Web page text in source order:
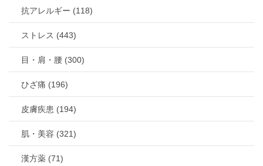
抗アレルギー (118)
ストレス (443)
目・肩・腰 (300)
ひざ痛 (196)
皮膚疾患 (194)
肌・美容 (321)
漢方薬 (71)